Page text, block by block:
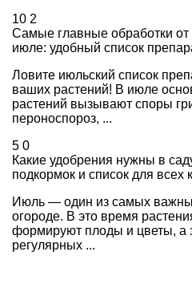
10 2
Самые главные обработки от
июле: удобный список
Ловите июльский список
ваших растений! В июле
растений вызывают споры
пероноспороз, ...
5 0
Какие удобрения нужны в
подкормок и список для всех
Июль — один из самых
огороде. В это время
формируют плоды и цветы, а
регулярных ...